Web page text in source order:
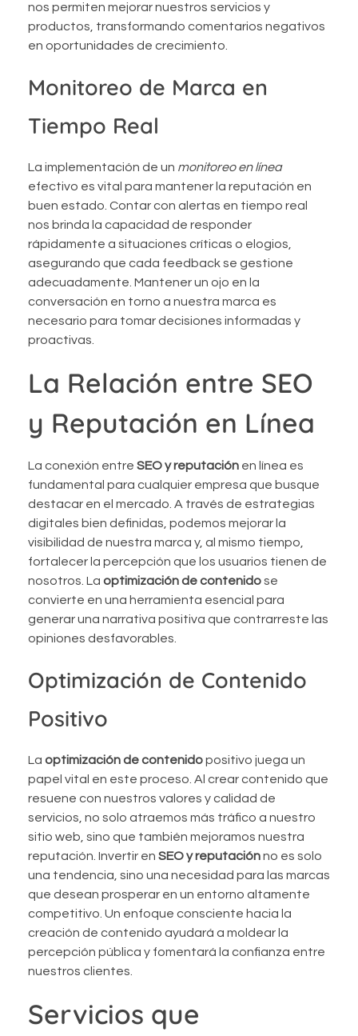
nos permiten mejorar nuestros servicios y
productos, transformando comentarios negativos
en oportunidades de crecimiento.
Monitoreo de Marca en
Tiempo Real
La implementación de un monitoreo en línea
efectivo es vital para mantener la reputación en
buen estado. Contar con alertas en tiempo real
nos brinda la capacidad de responder
rápidamente a situaciones críticas o elogios,
asegurando que cada feedback se gestione
adecuadamente. Mantener un ojo en la
conversación en torno a nuestra marca es
necesario para tomar decisiones informadas y
proactivas.
La Relación entre SEO
y Reputación en Línea
La conexión entre SEO y reputación en línea es
fundamental para cualquier empresa que busque
destacar en el mercado. A través de estrategias
digitales bien definidas, podemos mejorar la
visibilidad de nuestra marca y, al mismo tiempo,
fortalecer la percepción que los usuarios tienen de
nosotros. La optimización de contenidose
convierte en una herramienta esencial para
generar una narrativa positiva que contrarreste las
opiniones desfavorables.
Optimización de Contenido
Positivo
La optimización de contenidopositivo juega un
papel vital en este proceso. Al crear contenido que
resuene con nuestros valores y calidad de
servicios, no solo atraemos más tráfico a nuestro
sitio web, sino que también mejoramos nuestra
reputación. Invertir en SEO y reputaciónno es solo
una tendencia, sino una necesidad para las marcas
que desean prosperar en un entorno altamente
competitivo. Un enfoque consciente hacia la
creación de contenido ayudará a moldear la
percepción pública y fomentará la confianza entre
nuestros clientes.
Servicios que